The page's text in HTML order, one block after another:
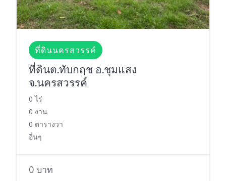
ที่ดินนครสวรรค์
ที่ดินต.ทับกฤช อ.ชุมแสง
จ.นครสวรรค์
0 ไร่
0 งาน
0 ตารางวา
อื่นๆ
0 บาท